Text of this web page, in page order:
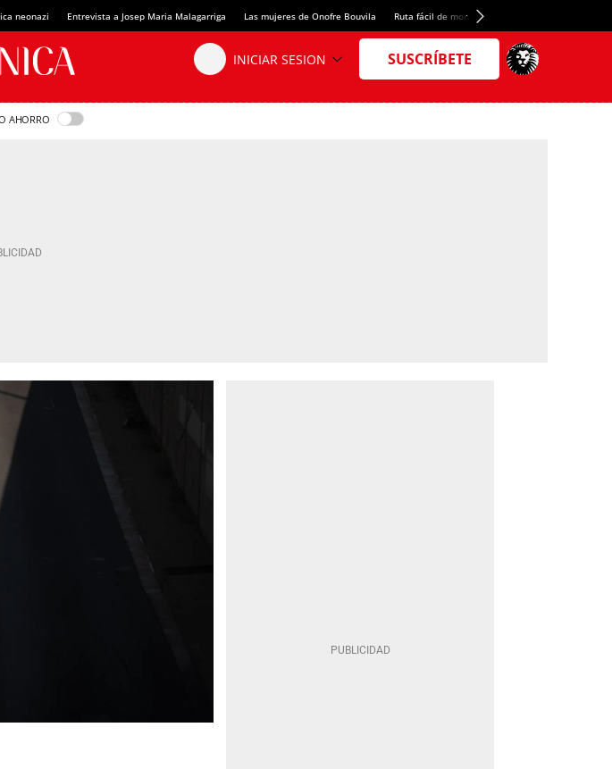
neonazi Entrevista a Josep Maria Malagarriga Las mujeres de Onofre Bouvila Ruta fácil de montaña
AHORRO